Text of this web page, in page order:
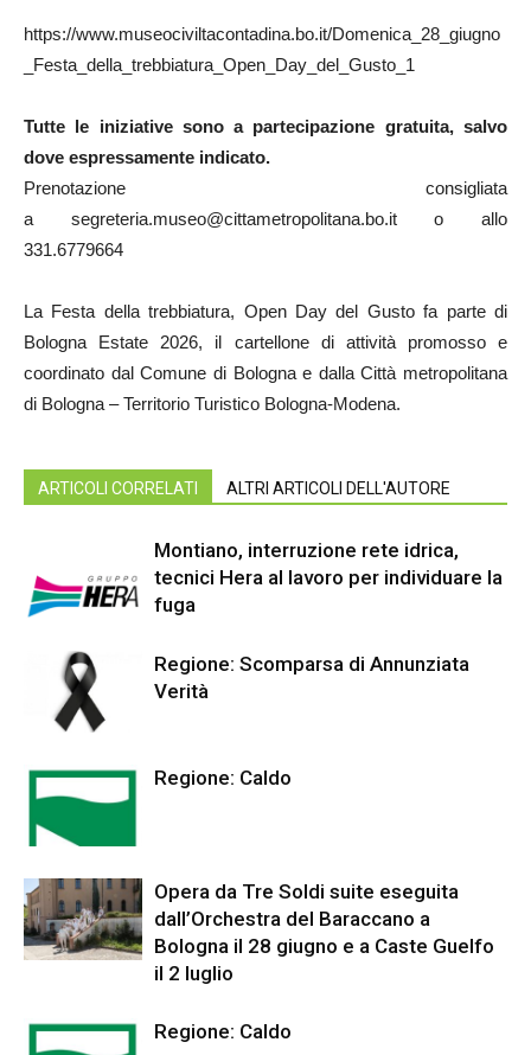
https://www.museociviltacontadina.bo.it/Domenica_28_giugno
_Festa_della_trebbiatura_Open_Day_del_Gusto_1
Tutte le iniziative sono a partecipazione gratuita, salvo
dove espressamente indicato.
Prenotazione consigliata
a segreteria.museo@cittametropolitana.bo.it o allo
331.6779664
La Festa della trebbiatura, Open Day del Gusto fa parte di
Bologna Estate 2026, il cartellone di attività promosso e
coordinato dal Comune di Bologna e dalla Città metropolitana
di Bologna – Territorio Turistico Bologna-Modena.
ARTICOLI CORRELATI ALTRI ARTICOLI DELL'AUTORE
Montiano, interruzione rete idrica,
tecnici Hera al lavoro per individuare la
fuga
Regione: Scomparsa di Annunziata
Verità
Regione: Caldo
Opera da Tre Soldi suite eseguita
dall’Orchestra del Baraccano a
Bologna il 28 giugno e a Caste Guelfo
il 2 luglio
Regione: Caldo